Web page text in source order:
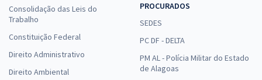
Consolidação das Leis do
Trabalho
Constituição Federal
Direito Administrativo
Direito Ambiental
PROCURADOS
SEDES
PC DF - DELTA
PM AL - Polícia Militar do Estado
de Alagoas